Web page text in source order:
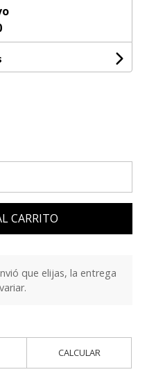
CARRITO
que elijas, la entrega
CALCULAR